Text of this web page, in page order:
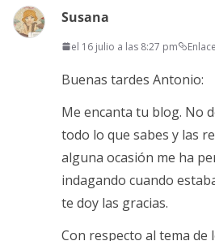
Susana
el 16 julio a las 8:27 pm
Buenas tardes Antonio:
Me encanta tu blog. No
todo lo que sabes y las
alguna ocasión me ha
indagando cuando
te doy las gracias.
Con respecto al tema de